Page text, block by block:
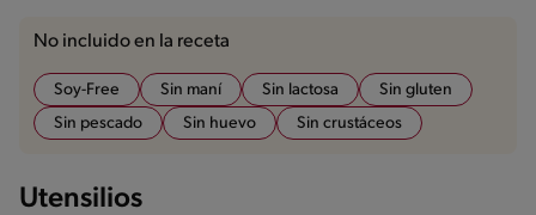
No incluido en la receta
Soy-Free Sin maní Sin lactosa
Sin gluten
Sin pescado
Sin huevo Sin crustáceos
Utensilios